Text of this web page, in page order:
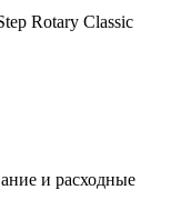
Rotary Classic
и расходные